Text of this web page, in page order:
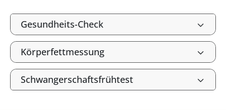
Gesundheits-Check
Körperfettmessung
Schwangerschaftsfrühtest